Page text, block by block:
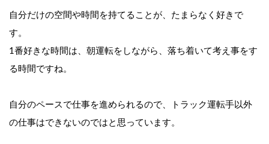
自分だけの空間や時間を持てることが、たまらなく好きで
す。
1番好きな時間は、朝運転をしながら、落ち着いて考え事をす
る時間ですね。
自分のペースで仕事を進められるので、トラック運転手以外
の仕事はできないのではと思っています。